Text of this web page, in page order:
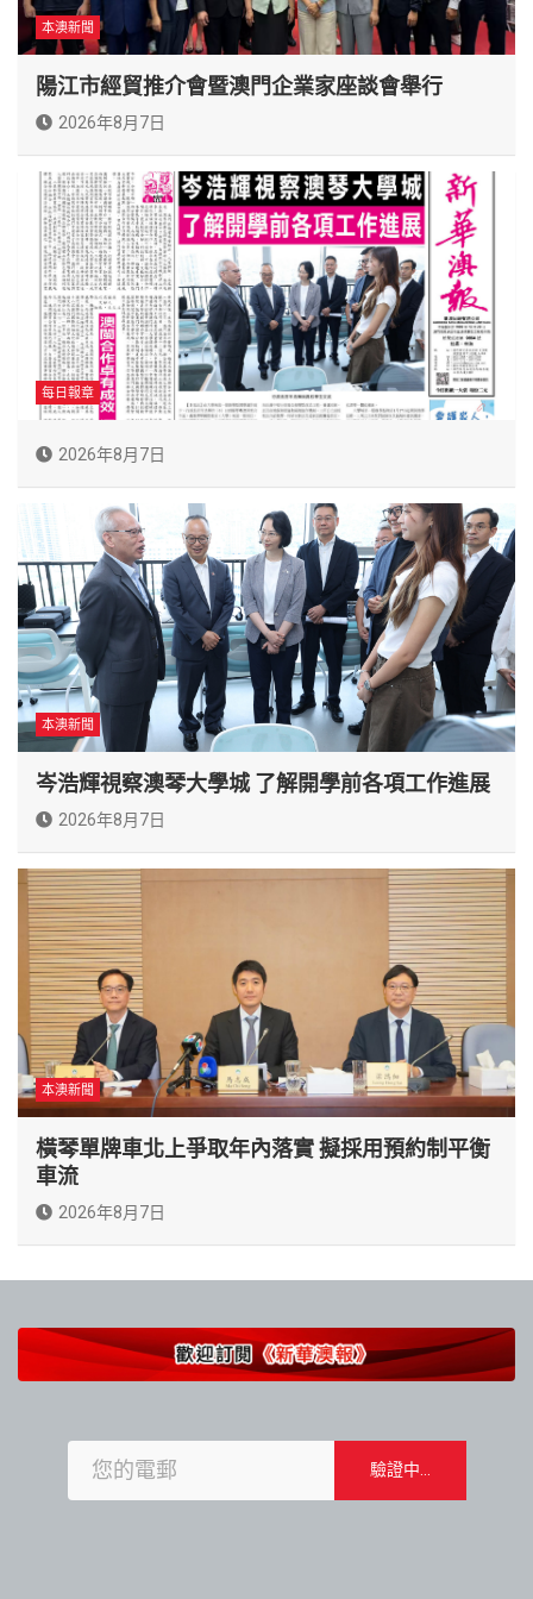
本澳新聞
陽江市經貿推介會暨澳門企業家座談會舉行
2026年8月7日
每日報章
2026年8月7日
本澳新聞
岑浩輝視察澳琴大學城 了解開學前各項工作進展
2026年8月7日
本澳新聞
橫琴單牌車北上爭取年內落實 擬採用預約制平衡
車流
2026年8月7日